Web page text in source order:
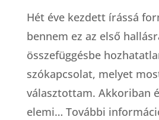
Hét éve kezdett írássá
bennem ez az első
összefüggésbe
szókapcsolat, melyet
választottam. Akkoriban
elemi… További